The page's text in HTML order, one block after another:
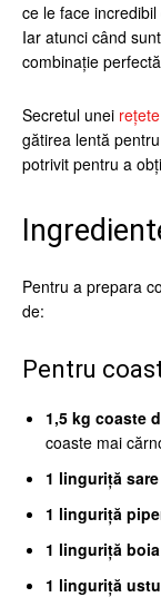
ce le face
Iar atunci când
combinație
Secretul unei rețete
gătirea lentă
potrivit pentru a
Pentru a prepara
de:
Pentru
1,5 kg coaste
coaste mai
1 linguriță sare
1 linguriță
1 linguriță
1 linguriță